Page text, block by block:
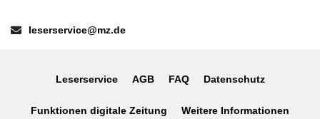
E-Mail:leserservice@mz.de
Leserservice AGB FAQ Datenschutz
Funktionen digitale Zeitung Weitere Informationen